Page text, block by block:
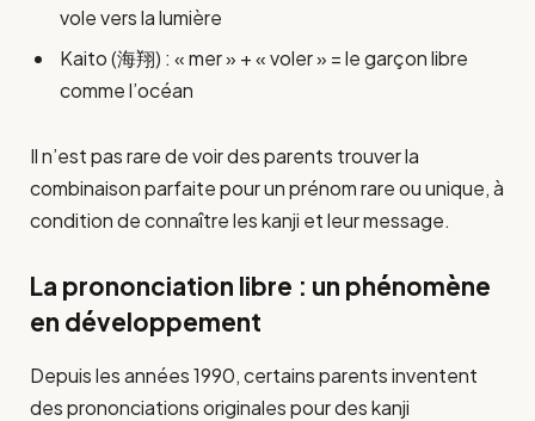
vole vers la lumière
Kaito (海翔) : « mer » + « voler » = le garçon libre
comme l’océan
Il n’est pas rare de voir des parents trouver la
combinaison parfaite pour un prénom rare ou unique, à
condition de connaître les kanji et leur message.
La prononciation libre : un phénomène
en développement
Depuis les années 1990, certains parents inventent
des prononciations originales pour des kanji